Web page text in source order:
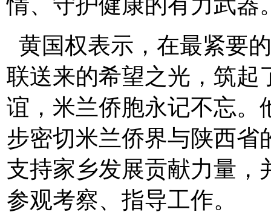
黄国权表示，在最紧要
联送来的希望之光，筑起
谊，米兰侨胞永记不忘。
步密切米兰侨界与陕西省
支持家乡发展贡献力量，
参观考察、指导工作。